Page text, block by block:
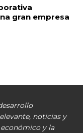
gran empresa
noticias y
y la